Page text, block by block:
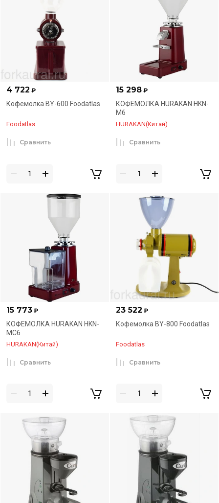
4 722 ₽
Кофемолка BY-600 Foodatlas
Foodatlas
Сравнить
15 298 ₽
КОФЕМОЛКА HURAKAN HKN-
M6
HURAKAN(Китай)
Сравнить
15 773 ₽
КОФЕМОЛКА HURAKAN HKN-
MC6
HURAKAN(Китай)
Сравнить
23 522 ₽
Кофемолка BY-800 Foodatlas
Foodatlas
Сравнить